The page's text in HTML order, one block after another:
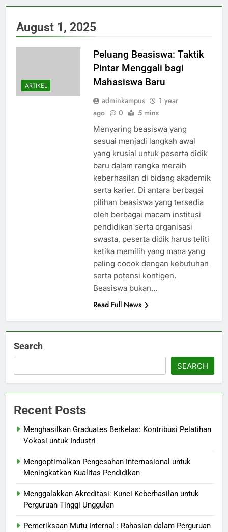
August 1, 2025
ARTIKEL
Peluang Beasiswa: Taktik
Pintar Menggali bagi
Mahasiswa Baru
adminkampus
1 year
ago
0 5 mins
Menyaring beasiswa yang
sesuai menjadi langkah awal
yang krusial untuk peserta didik
baru dalam rangka meraih
keberhasilan di bidang akademik
serta karier. Di antara berbagai
pilihan beasiswa yang tersedia
oleh berbagai macam institusi
pendidikan serta organisasi
swasta, peserta didik harus teliti
ketika memilih yang mana yang
paling cocok dengan kebutuhan
serta potensi kontigen.
Beasiswa bukan…
Read Full News
Search
SEARCH
Recent Posts
Menghasilkan Graduates Berkelas: Kontribusi Pelatihan
Vokasi untuk Industri
Mengoptimalkan Pengesahan Internasional untuk
Meningkatkan Kualitas Pendidikan
Menggalakkan Akreditasi: Kunci Keberhasilan untuk
Perguruan Tinggi Unggulan
Pemeriksaan Mutu Internal : Rahasian dalam Perguruan